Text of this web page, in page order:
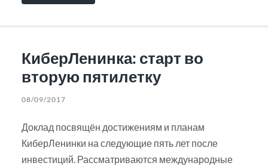
КиберЛенинка: старт во
вторую пятилетку
08/09/2017
Доклад посвящён достижениям и планам
КиберЛенинки на следующие пять лет после
инвестиций. Рассматриваются международные